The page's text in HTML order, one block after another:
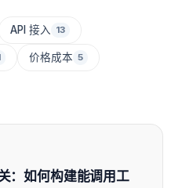
API 接入 13
价格成本 5
：如何构建能调用工